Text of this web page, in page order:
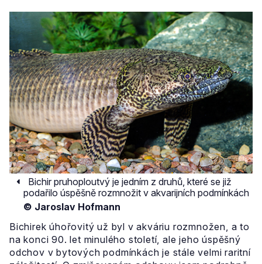
Bichir pruhoploutvý je jedním z druhů, které se již
podařilo úspěšně rozmnožit v akvarijních podmínkách
© Jaroslav Hofmann
Bichirek úhořovitý už byl v akváriu rozmnožen, a to
na konci 90. let minulého století, ale jeho úspěšný
odchov v bytových podmínkách je stále velmi raritní